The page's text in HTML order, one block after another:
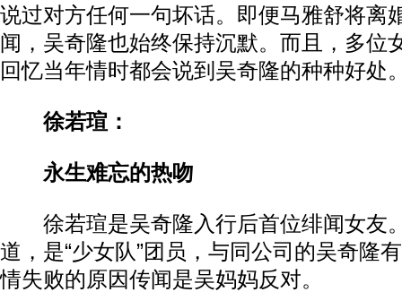
说过对方任何一句坏话。即便马雅舒将离
闻，吴奇隆也始终保持沉默。而且，多位
回忆当年情时都会说到吴奇隆的种种好处
徐若瑄：
永生难忘的热吻
徐若瑄是吴奇隆入行后首位绯闻女友
道，是“少女队”团员，与同公司的吴奇隆
情失败的原因传闻是吴妈妈反对。